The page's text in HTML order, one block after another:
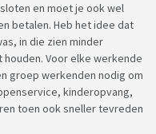
en moet je ook wel
betalen. Heb het idee dat
in die zien minder
Voor elke werkende
groep werkenden nodig om
kinderopvang,
toen ook sneller tevreden